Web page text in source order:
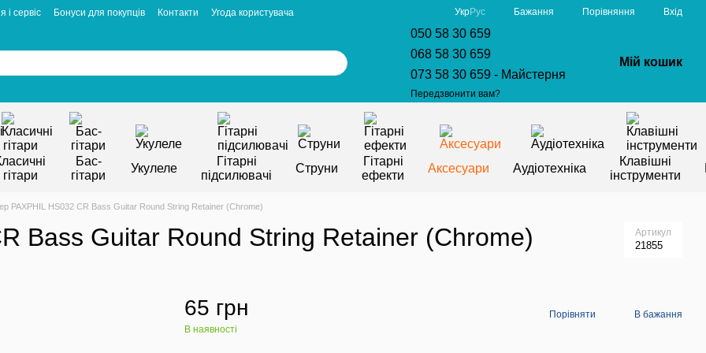
і сервіс Бонуси для покупців Контакти
Угода користувача
УкрРус Бажання Порівняння Вхід
050 58 30 659
068 58 30 659
073 58 30 659 - Майстерня
Передзвонити вам?
Мій кошик
гітари
Бас-
гітари
Укулеле
Гітарні
підсилювачі
Струни
Гітарні
ефекти
Аксесуари Аудіотехніка
Клавішні
інструменти
PAXPHIL HS032 CR Bass Guitar Round String Retainer (Chrome)
Bass Guitar Round String Retainer (Chrome) Артикул
21855
65 грн
В наявності
Порівняти В бажання